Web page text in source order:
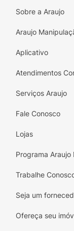
Transforme
memórias
Sobre a Araujo
Araujo
Aplicativo
Atendimentos
Serviços Araujo
Fale Conosco
Lojas
Programa Araujo
Trabalhe
Seja um
Ofereça seu